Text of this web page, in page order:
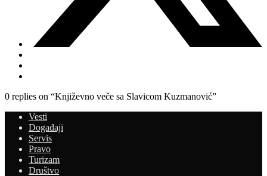
0 replies on “Književno veče sa Slavicom Kuzmanović”
Vesti
Događaji
Servis
Pravo
Turizam
Društvo